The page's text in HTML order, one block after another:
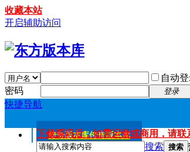
收藏本站
开启辅助访问
自动
密码
登录
快捷导航
传奇版本库传奇版本库
下载源码后，如需运营或商用，请
搜索 搜索